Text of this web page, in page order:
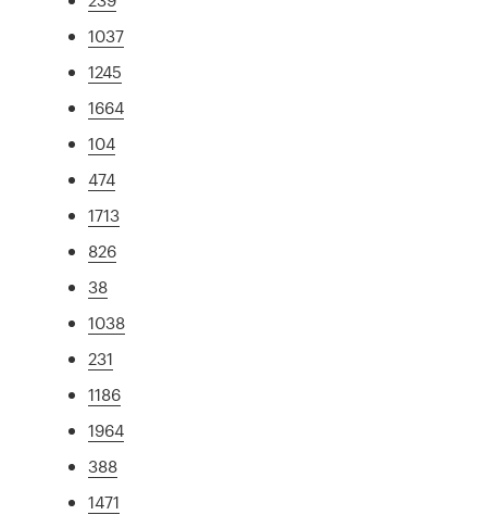
1037
1245
1664
104
474
1713
826
38
1038
231
1186
1964
388
1471